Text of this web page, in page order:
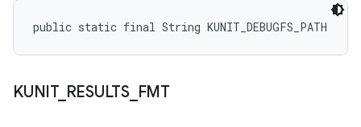
public static final String KUNIT_DEBUGFS_PATH
KUNIT_ RESULTS_ FMT